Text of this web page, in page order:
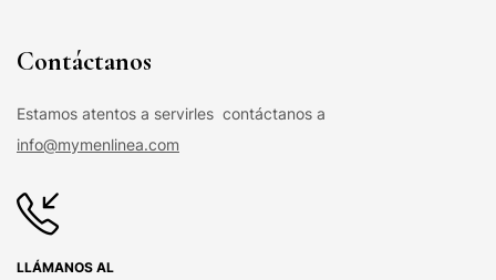
Contáctanos
Estamos atentos a servirles contáctanos a
info@mymenlinea.com
LLÁMANOS AL